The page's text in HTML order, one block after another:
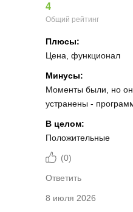
4
Общий рейтинг
Плюсы:
Цена, функционал
Минусы:
Моменты были, но
устранены -
В целом:
Положительные
(0)
Ответить
8 июля 2026